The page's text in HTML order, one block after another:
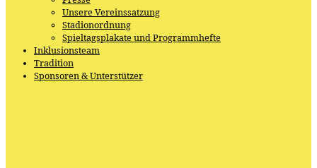
Unsere Vereinssatzung
Stadionordnung
Spieltagsplakate und Programmhefte
Inklusionsteam
Tradition
Sponsoren & Unterstützer